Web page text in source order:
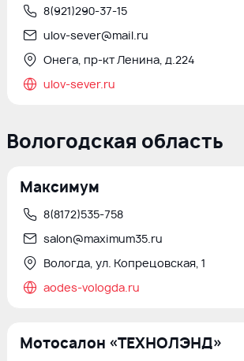
8(921)290-37-15
ulov-sever@mail.ru
Онега, пр-кт Ленина, д.224
ulov-sever.ru
Вологодская область
Максимум
8(8172)535-758
salon@maximum35.ru
Вологда, ул. Копрецовская, 1
aodes-vologda.ru
Мотосалон «ТЕХНОЛЭНД»